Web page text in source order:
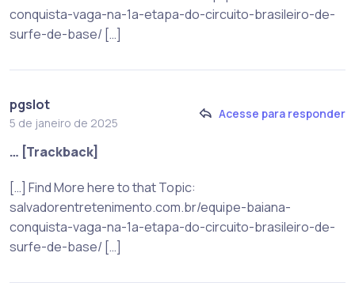
conquista-vaga-na-1a-etapa-do-circuito-brasileiro-de-
surfe-de-base/ […]
pgslot
5 de janeiro de 2025
Acesse para responder
… [Trackback]
[…] Find More here to that Topic:
salvadorentretenimento.com.br/equipe-baiana-
conquista-vaga-na-1a-etapa-do-circuito-brasileiro-de-
surfe-de-base/ […]